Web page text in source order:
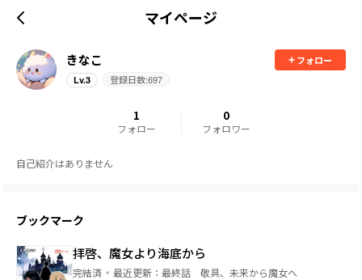
マイページ
きなこ
フォロー
Lv.3 登録日数:697
1
フォロー
0
フォロワー
自己紹介はありません
ブックマーク
拝啓、魔女より海底から
完結済 最近更新： 最終話 敬具、未来から魔女へ